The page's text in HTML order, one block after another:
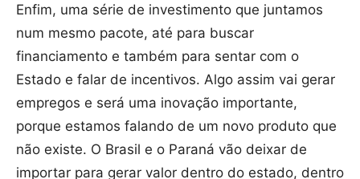
Enfim, uma série de investimento que juntamos
num mesmo pacote, até para buscar
financiamento e também para sentar com o
Estado e falar de incentivos. Algo assim vai gerar
empregos e será uma inovação importante,
porque estamos falando de um novo produto que
não existe. O Brasil e o Paraná vão deixar de
importar para gerar valor dentro do estado, dentro